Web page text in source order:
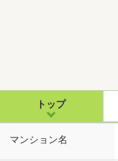
トップ
マンション名